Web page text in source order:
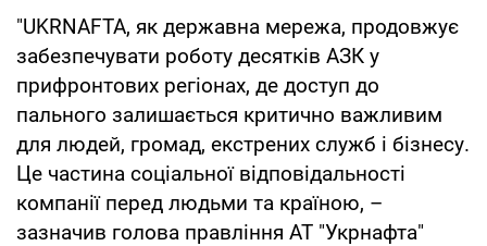
"UKRNAFTA, як державна мережа, продовжує
забезпечувати роботу десятків АЗК у
прифронтових регіонах, де доступ до
пального залишається критично важливим
для людей, громад, екстрених служб і бізнесу.
Це частина соціальної відповідальності
компанії перед людьми та країною, –
зазначив голова правління АТ "Укрнафта"